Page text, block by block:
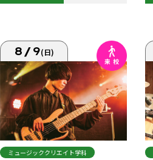
8/9(日)
ミュージッククリエイト学科